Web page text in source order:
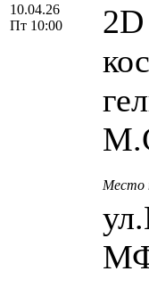
10.04.26
Пт 10:00
Место